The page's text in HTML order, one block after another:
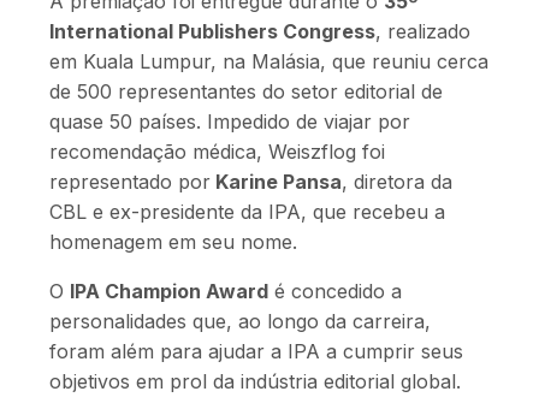
International Publishers Congress, realizado
em Kuala Lumpur, na Malásia, que reuniu cerca
de 500 representantes do setor editorial de
quase 50 países. Impedido de viajar por
recomendação médica, Weiszflog foi
representado por Karine Pansa, diretora da
CBL e ex-presidente da IPA, que recebeu a
homenagem em seu nome.
O IPA Champion Award é concedido a
personalidades que, ao longo da carreira,
foram além para ajudar a IPA a cumprir seus
objetivos em prol da indústria editorial global.